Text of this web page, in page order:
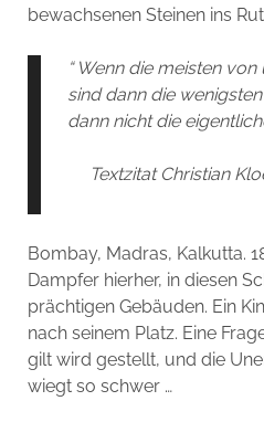
bewachsenen Steinen ins
“ Wenn die meisten
sind dann die
dann nicht die
Textzitat Christian
Bombay, Madras, Kalkutta.
Dampfer hierher, in diesen
prächtigen Gebäuden. Ein
nach seinem Platz. Eine
gilt wird gestellt, und die
wiegt so schwer …